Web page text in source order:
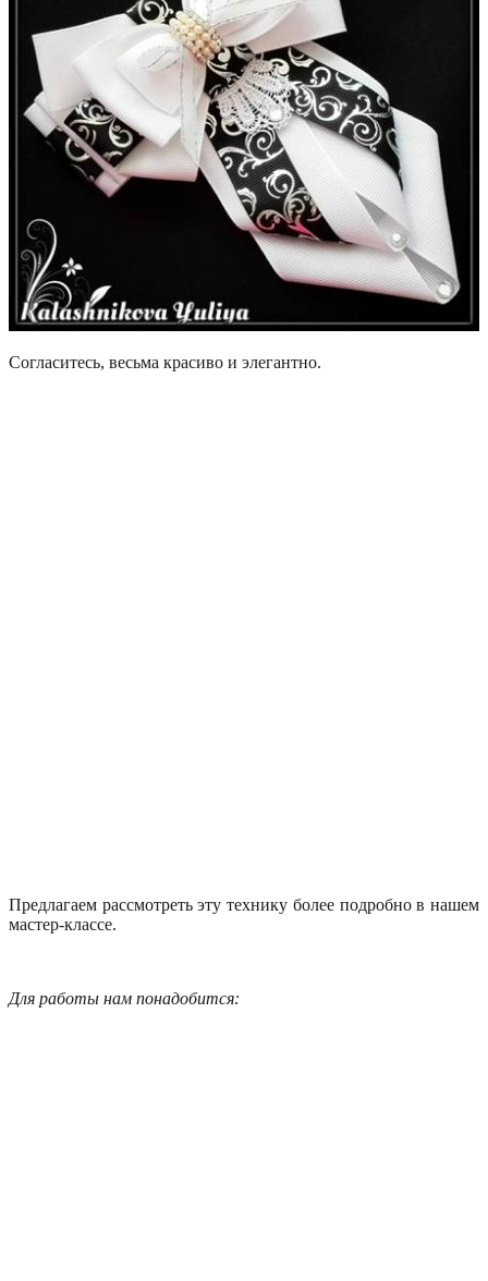
Согласитесь, весьма красиво и элегантно.
Предлагаем рассмотреть эту технику более подробно в нашем
мастер-классе.
Для работы нам понадобится: